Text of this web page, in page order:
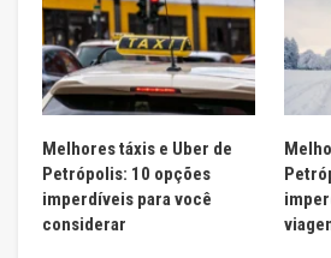
Melhores táxis e Uber de
Petrópolis: 10 opções
imperdíveis para você
considerar